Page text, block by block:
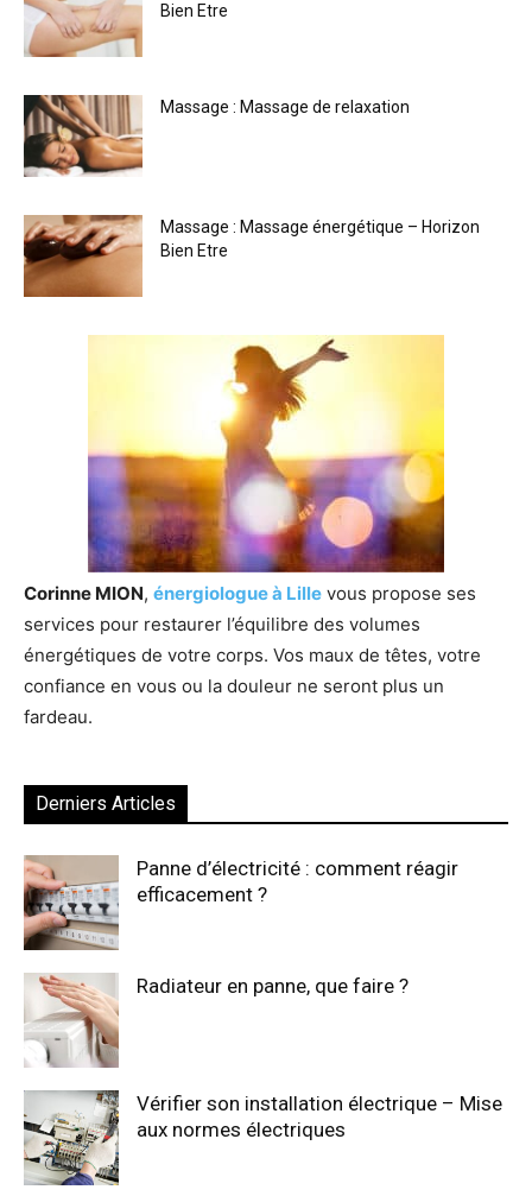
Bien Etre
Massage : Massage de relaxation
Massage : Massage énergétique – Horizon
Bien Etre
Corinne MION, énergiologue à Lille vous propose ses
services pour restaurer l’équilibre des volumes
énergétiques de votre corps. Vos maux de têtes, votre
confiance en vous ou la douleur ne seront plus un
fardeau.
Derniers Articles
Panne d’électricité : comment réagir
efficacement ?
Radiateur en panne, que faire ?
Vérifier son installation électrique – Mise
aux normes électriques